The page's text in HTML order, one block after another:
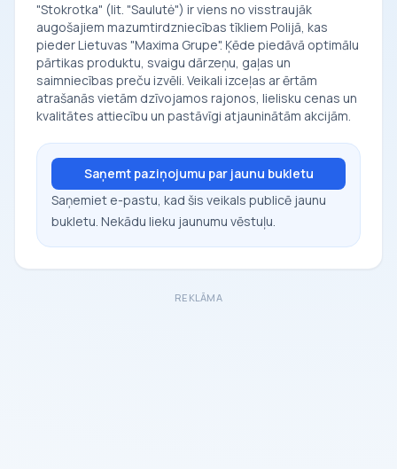
"Stokrotka" (lit. "Saulutė") ir viens no visstraujāk
augošajiem mazumtirdzniecības tīkliem Polijā, kas
pieder Lietuvas "Maxima Grupe". Ķēde piedāvā optimālu
pārtikas produktu, svaigu dārzeņu, gaļas un
saimniecības preču izvēli. Veikali izceļas ar ērtām
atrašanās vietām dzīvojamos rajonos, lielisku cenas un
kvalitātes attiecību un pastāvīgi atjauninātām akcijām.
Saņemt paziņojumu par jaunu bukletu
Saņemiet e-pastu, kad šis veikals publicē jaunu
bukletu. Nekādu lieku jaunumu vēstuļu.
REKLĀMA